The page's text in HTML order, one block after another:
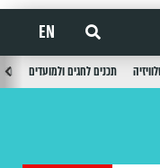
EN
תכנים לחגים ולמועדים